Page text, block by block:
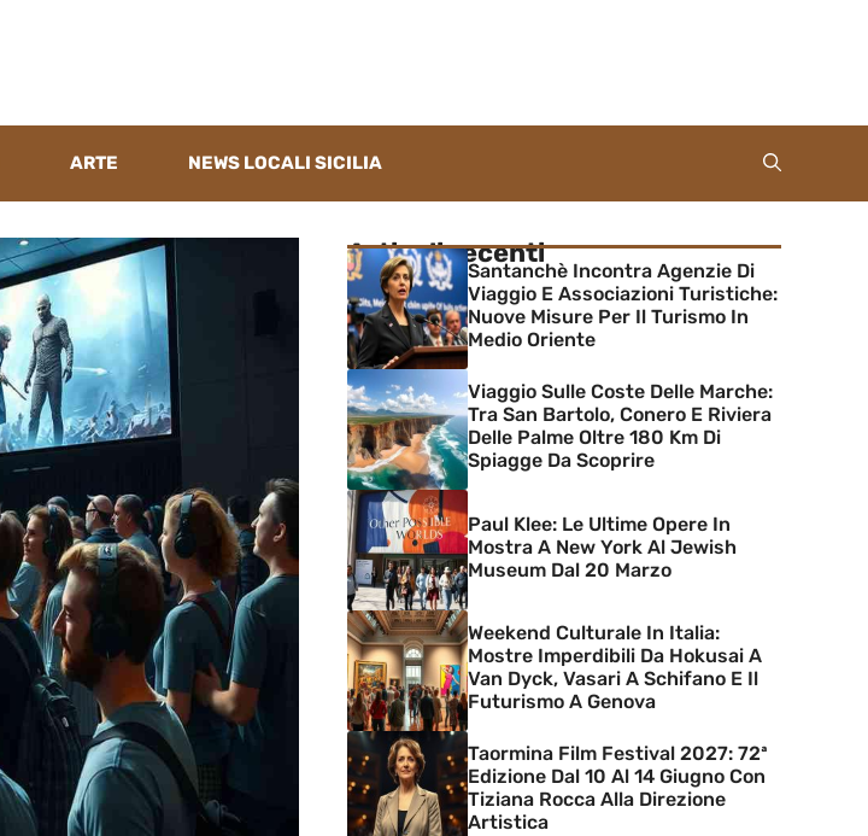
ARTE NEWS LOCALI SICILIA
Articoli recenti
Santanchè Incontra Agenzie Di
Viaggio E Associazioni Turistiche:
Nuove Misure Per Il Turismo In
Medio Oriente
Viaggio Sulle Coste Delle Marche:
Tra San Bartolo, Conero E Riviera
Delle Palme Oltre 180 Km Di
Spiagge Da Scoprire
Paul Klee: Le Ultime Opere In
Mostra A New York Al Jewish
Museum Dal 20 Marzo
Weekend Culturale In Italia:
Mostre Imperdibili Da Hokusai A
Van Dyck, Vasari A Schifano E Il
Futurismo A Genova
Taormina Film Festival 2027: 72ª
Edizione Dal 10 Al 14 Giugno Con
Tiziana Rocca Alla Direzione
Artistica